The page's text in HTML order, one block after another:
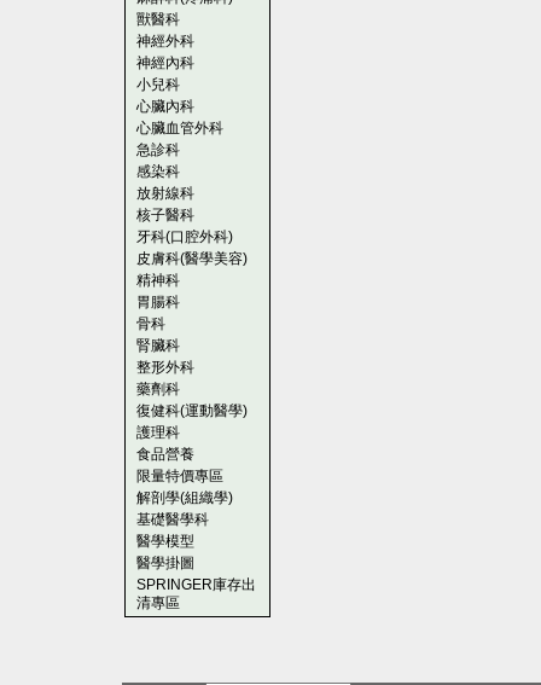
獸醫科
神經外科
神經內科
小兒科
心臟內科
心臟血管外科
急診科
感染科
放射線科
核子醫科
牙科(口腔外科)
皮膚科(醫學美容)
精神科
胃腸科
骨科
腎臟科
整形外科
藥劑科
復健科(運動醫學)
護理科
食品營養
限量特價專區
解剖學(組織學)
基礎醫學科
醫學模型
醫學掛圖
SPRINGER庫存出
清專區